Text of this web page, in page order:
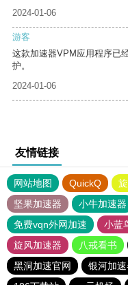
2024-01-06
游客
这款加速器VPM应用程序已
护。
2024-01-06
友情链接
网站地图 QuickQ
坚果加速器
小牛加速器
免费vqn外网加速
小蓝
旋风加速器
八戒看书
黑洞加速官网
银河加速